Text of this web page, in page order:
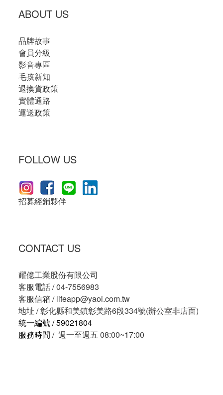
ABOUT US
品牌故事
會員分級
影音專區
毛孩新知
退換貨政策
實體通路
運送政策
FOLLOW US
招募經銷夥伴
CONTACT US
耀億工業股份有限公司
客服電話 / 04-7556983
客服信箱 /lifeapp@yaoi.com.tw
地址 / 彰化縣和美鎮彰美路6段334號(辦公室非店面)
統一編號 / 59021804
服務時間 / 週一至週五 08:00~17:00